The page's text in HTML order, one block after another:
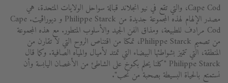
Cape Cod، والتي تقع في نيو انجلاند قبالة سواحل الولايات المتحدة، هي
مصدر الإلهام لهذه المجموعة جديدة من Philippe Starck و ديوراڨيت. Cape
Cod مرادف للطبيعة، ومذاق الفن الجيد والأسلوب المتطور. مع هذه المجموعة
من تصميم Philippe Starck، تمكنا من اقتناص الروح التي لا تقارن من
المنطقة، التي تتميز بشواطئها البيضاء التي تمتد لأميال والمياه الصافية. وكما قال
Philippe Starck "كلنا يحلم بكوخ على الشاطئ من الأغصان اليابسة وأن
نستمتع بالحياة البسيطة بصحبة من نحب".